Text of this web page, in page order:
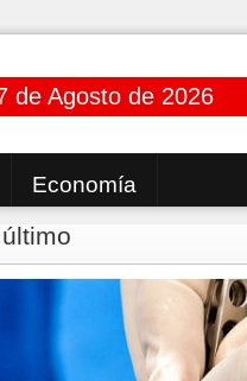
de Agosto de 2026
Economía
último